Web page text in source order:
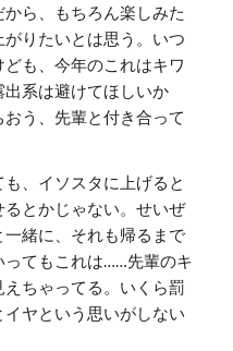
ら、もちろん楽しみた
りたいとは思う。いつ
も、今年のこれはキワ
出系は避けてほしいか
う、先輩と付き合って
、イソスタに上げると
とかじゃない。せいぜ
緒に、それも帰るまで
ってもこれは……先輩のキ
ちゃってる。いくら罰
ヤという思いがしない